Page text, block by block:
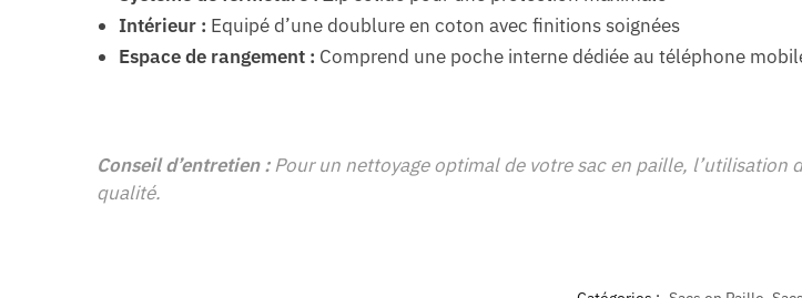
Intérieur : Equipé d’une doublure en coton avec finitions soignées
Espace de rangement : Comprend une poche interne dédiée au téléphone
Conseil d’entretien :Pour un nettoyage optimal de votre sac en paille, l’utilisation
qualité.